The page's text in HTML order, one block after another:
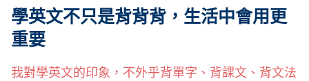
學英文不只是背背背，生活中會用更
重要
我對學英文的印象，不外乎背單字、背課文、背文法